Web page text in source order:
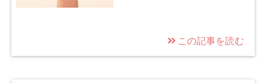
この記事を読む